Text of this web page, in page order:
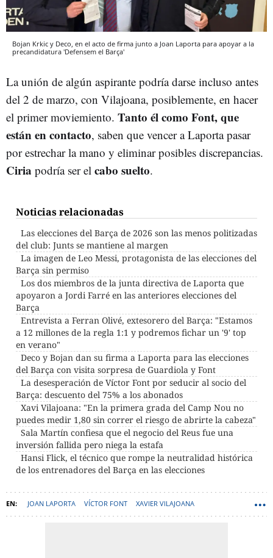
Bojan Krkic y Deco, en el acto de firma junto a Joan Laporta para apoyar a la
precandidatura 'Defensem el Barça'
La unión de algún aspirante podría darse incluso antes
del 2 de marzo, con Vilajoana, posiblemente, en hacer
el primer moviemiento. Tanto él como Font, que
están en contacto, saben que vencer a Laporta pasar
por estrechar la mano y eliminar posibles discrepancias.
Ciria podría ser el cabo suelto.
Noticias relacionadas
Las elecciones del Barça de 2026 son las menos politizadas
del club: Junts se mantiene al margen
La imagen de Leo Messi, protagonista de las elecciones del
Barça sin permiso
Los dos miembros de la junta directiva de Laporta que
apoyaron a Jordi Farré en las anteriores elecciones del
Barça
Entrevista a Ferran Olivé, extesorero del Barça: "Estamos
a 12 millones de la regla 1:1 y podremos fichar un '9' top
en verano"
Deco y Bojan dan su firma a Laporta para las elecciones
del Barça con visita sorpresa de Guardiola y Font
La desesperación de Víctor Font por seducir al socio del
Barça: descuento del 75% a los abonados
Xavi Vilajoana: "En la primera grada del Camp Nou no
puedes medir 1,80 sin correr el riesgo de abrirte la cabeza"
Sala Martín confiesa que el negocio del Reus fue una
inversión fallida pero niega la estafa
Hansi Flick, el técnico que rompe la neutralidad histórica
de los entrenadores del Barça en las elecciones
JOAN LAPORTA VÍCTOR FONT XAVIER VILAJOANA